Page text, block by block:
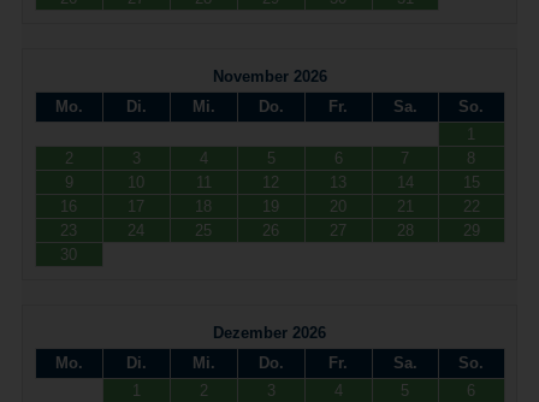
November 2026
Mo.
Di. Mi. Do. Fr. Sa.
So.
1
2
3 4 5 6 7
8
9
10 11 12 13 14
15
16
17 18 19 20 21
22
23
24 25 26 27 28
29
30
Dezember 2026
Mo.
Di. Mi. Do. Fr. Sa.
So.
1
2 3 4 5
6